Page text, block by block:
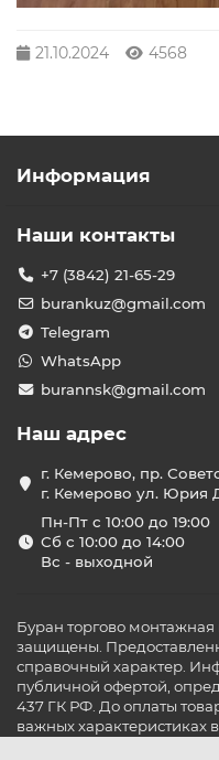
21.10.2024 4568
Информация
Наши контакты
+7 (3842) 21-65-29
burankuz@gmail.com
Telegram
WhatsApp
burannsk@gmail.com
Наш адрес
г. Кемерово, пр.
г. Кемерово ул. Юрия
Пн-Пт с 10:00 до 19:00
Сб с 10:00 до 14:00
Вс - выходной
Буран торгово
защищены.
справочный характер.
публичной офертой,
437 ГК РФ. До оплаты
важных характеристиках